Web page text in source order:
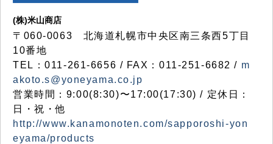
(株)米山商店
〒060-0063 北海道札幌市中央区南三条西5丁目
10番地
TEL：011-261-6656 / FAX：011-251-6682 / m
akoto.s@yoneyama.co.jp
営業時間：9:00(8:30)〜17:00(17:30) / 定休日：
日・祝・他
http://www.kanamonoten.com/sapporoshi-yon
eyama/products